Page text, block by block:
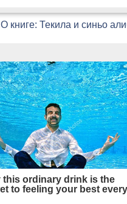
О книге: Текила и синьо